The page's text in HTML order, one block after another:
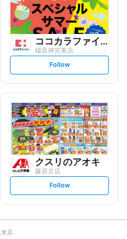
ココカラファイン
橿原神宮東店
s
t
l
o
w
Follow
クスリのアオキ
藤原京店
s
t
Follow
米店